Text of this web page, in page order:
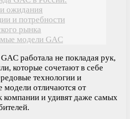
ожидания
и потребности
рынка
модели GAC
работала не покладая рук,
которые сочетают в себе
технологии и
модели отличаются от
и удивят даже самых